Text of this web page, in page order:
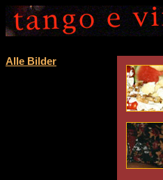
Alle Bilder